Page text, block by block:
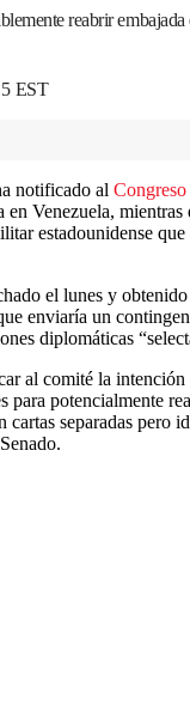
reabrir
EST
notificado al Congreso
en Venezuela,
estadounidense
el lunes y
enviaría un
diplomáticas
al comité la
para potencialmente
cartas separadas pero